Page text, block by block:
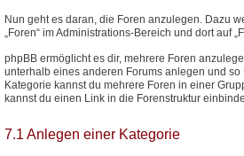
Nun geht es daran, die Foren anzulegen. Dazu
„Foren“ im Administrations-Bereich und dort auf
phpBB ermöglicht es dir, mehrere Foren
unterhalb eines anderen Forums anlegen und
Kategorie kannst du mehrere Foren in einer
kannst du einen Link in die Forenstruktur
7.1 Anlegen einer Kategorie